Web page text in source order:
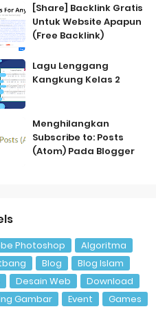
[Share] Backlink Gratis
Untuk Website Apapun
(Free Backlink)
Lagu Lenggang
Kangkung Kelas 2
Menghilangkan
Subscribe to: Posts
(Atom) Pada Blogger
Photoshop
Algoritma
Blog
Blog Islam
Desain Web
Download
Gambar
Event
Games